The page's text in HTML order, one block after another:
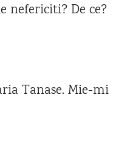
nefericiti? De ce?
Tanase. Mie-mi